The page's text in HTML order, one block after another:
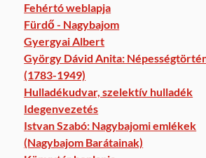
Fehértó weblapja
Fürdő - Nagybajom
Gyergyai Albert
György Dávid Anita:
(1783-1949)
Hulladékudvar, szelektív hulladék
Idegenvezetés
Istvan Szabó: Nagybajomi emlékek
(Nagybajom Barátainak)